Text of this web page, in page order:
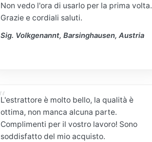
Non vedo l'ora di usarlo per la prima volta.
Grazie e cordiali saluti.
Sig. Volkgenannt, Barsinghausen, Austria
L'estrattore è molto bello, la qualità è
ottima, non manca alcuna parte.
Complimenti per il vostro lavoro! Sono
soddisfatto del mio acquisto.